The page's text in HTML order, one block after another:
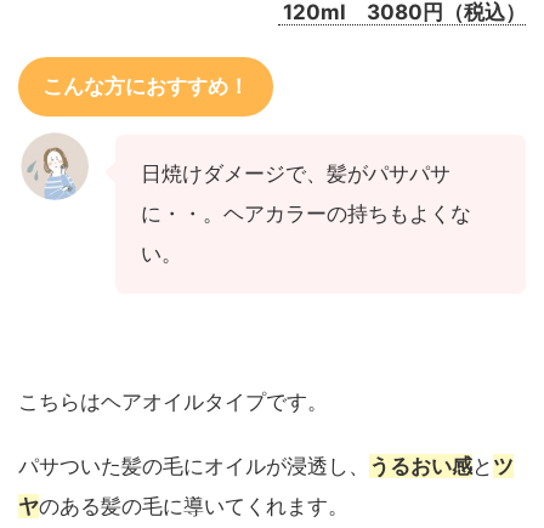
120ml 3080円（税込）
こんな方におすすめ！
日焼けダメージで、髪がパサパサ
に・・。ヘアカラーの持ちもよくな
い。
こちらはヘアオイルタイプです。
パサついた髪の毛にオイルが浸透し、 うるおい感と ツ
ヤのある髪の毛に導いてくれます。